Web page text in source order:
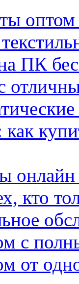
ПК
онлайн
кто
с
от